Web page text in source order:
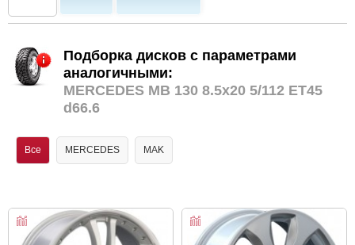
Подборка дисков с параметрами
аналогичными:
MERCEDES MB 130 8.5x20 5/112 ET45
d66.6
Все MERCEDES MAK